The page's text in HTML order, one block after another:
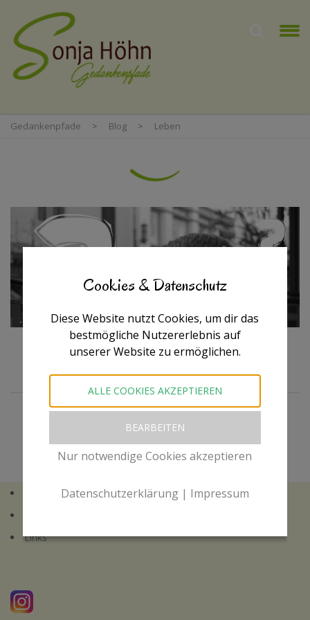
Gedankenpfade > Blog > Leben
Fehler sind Helfer :)
Impressum
Links
Cookies & Datenschutz
Diese Website nutzt Cookies, um dir das
bestmögliche Nutzererlebnis auf
unserer Website zu ermöglichen.
ALLE COOKIES AKZEPTIEREN
BEARBEITEN
Nur notwendige Cookies akzeptieren
Datenschutzerklärung | Impressum